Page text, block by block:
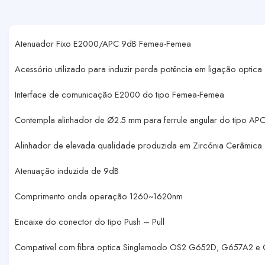
Atenuador Fixo E2000/APC 9dB Femea-Femea
Acessório utilizado para induzir perda potência em ligação optica
Interface de comunicação E2000 do tipo Femea-Femea
Contempla alinhador de Ø2.5 mm para ferrule angular do tipo
Alinhador de elevada qualidade produzida em Zircónia Cerâmica
Atenuação induzida de 9dB
Comprimento onda operação 1260~1620nm
Encaixe do conector do tipo Push – Pull
Compativel com fibra optica Singlemodo OS2 G652D, G657A2 e